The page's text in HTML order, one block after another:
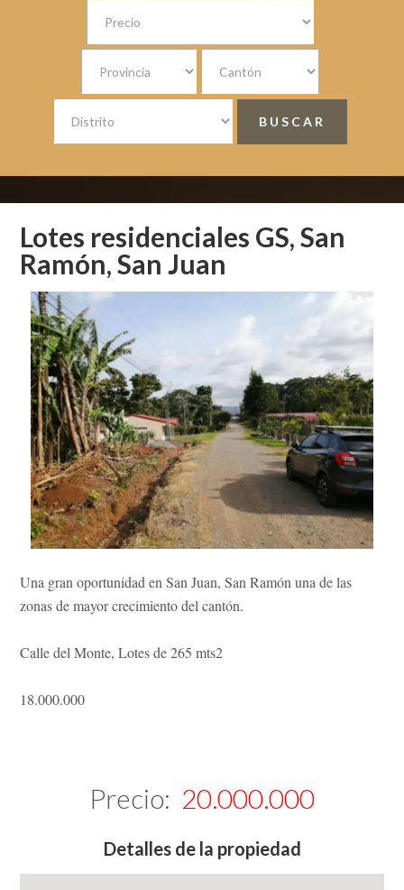
Lotes residenciales GS, San
Ramón, San Juan
Una gran oportunidad en San Juan, San Ramón una de las
zonas de mayor crecimiento del cantón.
Calle del Monte, Lotes de 265 mts2
18.000.000
Precio: 20.000.000
Detalles de la propiedad